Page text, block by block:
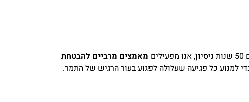
מאמצים מרביים להבטחת
למנוע כל פגיעה שעלולה לפגוע בעור הרגיש של התמר.